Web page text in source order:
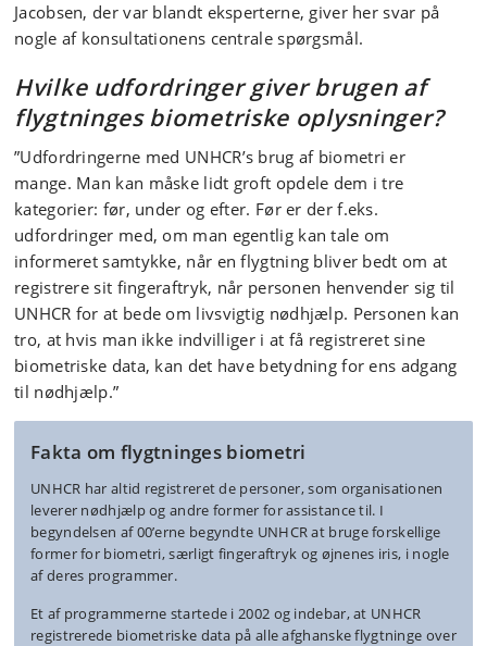
Jacobsen, der var blandt eksperterne, giver her svar på
nogle af konsultationens centrale spørgsmål.
Hvilkeudfordringergiver brugen af
flygtninges biometriske oplysninger?
”Udfordringerne med UNHCR’s brug af biometri er
mange. Man kan måske lidt groft opdele dem i tre
kategorier: før, under og efter. Før er der f.eks.
udfordringer med, om man egentlig kan tale om
informeret samtykke, når en flygtning bliver bedt om at
registrere sit fingeraftryk, når personen henvender sig til
UNHCR for at bede om livsvigtig nødhjælp. Personen kan
tro, at hvis man ikke indvilliger i at få registreret sine
biometriske data, kan det have betydning for ens adgang
til nødhjælp.”
Fakta om flygtninges biometri
UNHCR har altid registreret de personer, som organisationen
leverer nødhjælp og andre former for assistance til. I
begyndelsen af 00’erne begyndte UNHCR at bruge forskellige
former for biometri, særligt fingeraftryk og øjnenes iris, i nogle
af deres programmer.
Et af programmerne startede i 2002 og indebar, at UNHCR
registrerede biometriske data på alle afghanske flygtninge over